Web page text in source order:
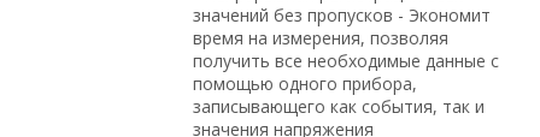
значений без пропусков - Экономит
время на измерения, позволяя
получить все необходимые данные с
помощью одного прибора,
записывающего как события, так и
значения напряжения